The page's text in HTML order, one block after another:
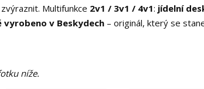
Multifunkce 2v1 / 3v1 / 4v1: jídelní
vyrobeno v Beskydech – originál, který se
níže.